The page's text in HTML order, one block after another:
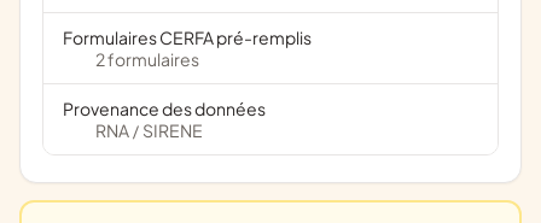
Formulaires CERFA pré-remplis
2 formulaires
Provenance des données
RNA / SIRENE